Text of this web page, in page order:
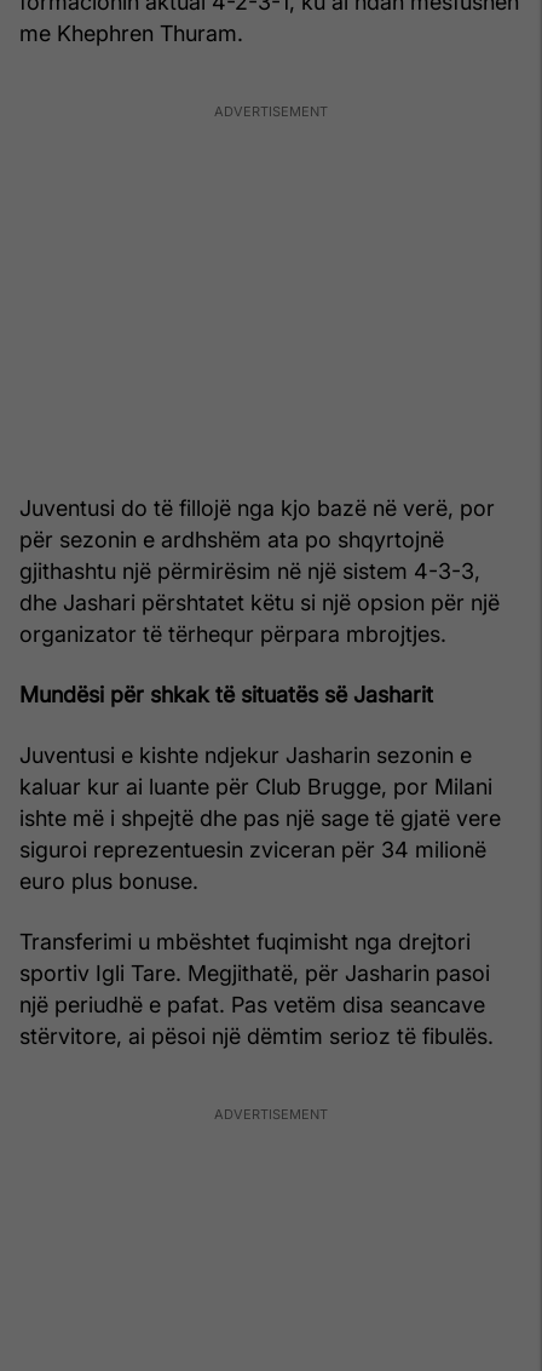
me Khephren Thuram.
Juventusi do të fillojë nga kjo bazë në verë, por
për sezonin e ardhshëm ata po shqyrtojnë
gjithashtu një përmirësim në një sistem 4-3-3,
dhe Jashari përshtatet këtu si një opsion për një
organizator të tërhequr përpara mbrojtjes.
Mundësi për shkak të situatës së Jasharit
Juventusi e kishte ndjekur Jasharin sezonin e
kaluar kur ai luante për Club Brugge, por Milani
ishte më i shpejtë dhe pas një sage të gjatë vere
siguroi reprezentuesin zviceran për 34 milionë
euro plus bonuse.
Transferimi u mbështet fuqimisht nga drejtori
sportiv Igli Tare. Megjithatë, për Jasharin pasoi
një periudhë e pafat. Pas vetëm disa seancave
stërvitore, ai pësoi një dëmtim serioz të fibulës.